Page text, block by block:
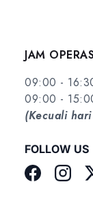
JAM
09:00 -
09:00 -
(Kecuali
FOLLOW US
Facebook